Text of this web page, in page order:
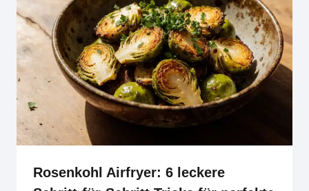
Rosenkohl Airfryer: 6 leckere